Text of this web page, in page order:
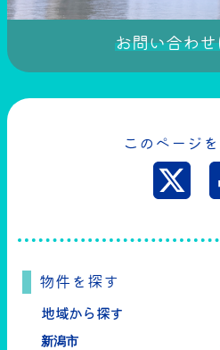
お問い合わ
このページを
物件を探す
地域から探す
新潟市